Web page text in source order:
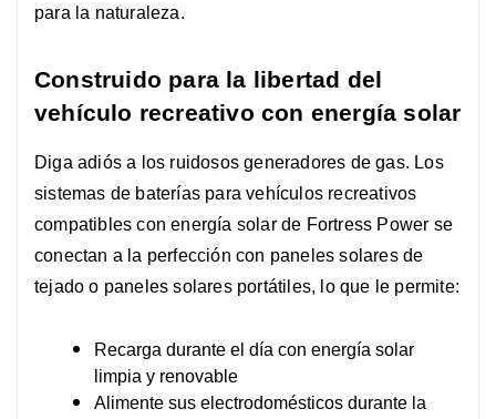
para la naturaleza.
Construido para la libertad del
vehículo recreativo con energía solar
Diga adiós a los ruidosos generadores de gas. Los
sistemas de baterías para vehículos recreativos
compatibles con energía solar de Fortress Power se
conectan a la perfección con paneles solares de
tejado o paneles solares portátiles, lo que le permite:
Recarga durante el día con energía solar
limpia y renovable
Alimente sus electrodomésticos durante la